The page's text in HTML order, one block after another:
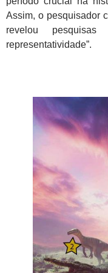
Assim, o pesquisador
revelou
representatividade”.